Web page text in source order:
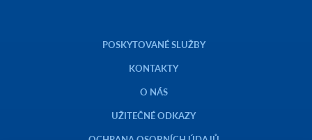
POSKYTOVANÉ SLUŽBY
KONTAKTY
O NÁS
UŽITEČNÉ ODKAZY